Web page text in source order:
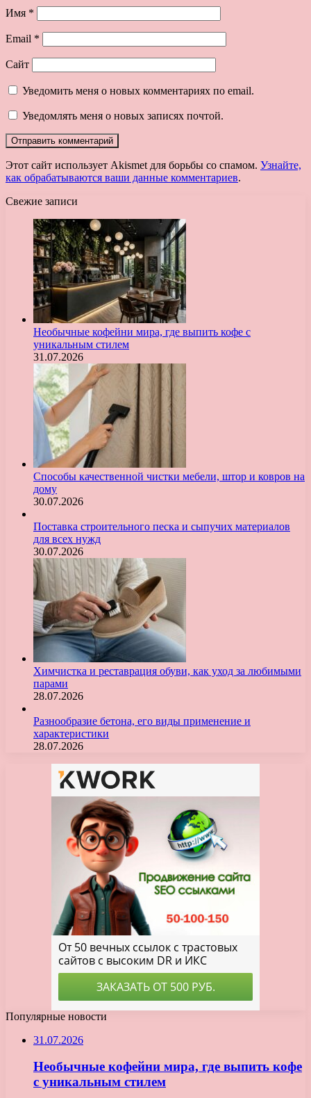
Имя *
Email *
Сайт
Уведомить меня о новых комментариях по email.
Уведомлять меня о новых записях почтой.
Этот сайт использует Akismet для борьбы со спамом. Узнайте,
как обрабатываются ваши данные комментариев.
Свежие записи
Необычные кофейни мира, где выпить кофе с
уникальным стилем
31.07.2026
Способы качественной чистки мебели, штор и ковров на
дому
30.07.2026
Поставка строительного песка и сыпучих материалов
для всех нужд
30.07.2026
Химчистка и реставрация обуви, как уход за любимыми
парами
28.07.2026
Разнообразие бетона, его виды применение и
характеристики
28.07.2026
Популярные новости
31.07.2026
Необычные кофейни мира, где выпить кофе
с уникальным стилем